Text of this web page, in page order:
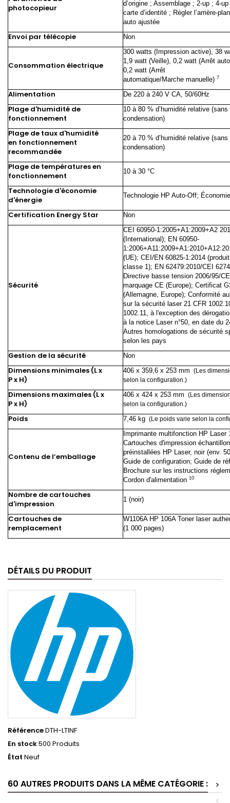
photocopieur
d’origine ; Assemblage ; 2-up ; 4-
carte d’identité ; Régler l’arrière-
auto ajustée
Envoi par télécopie Non
Consommation électrique
300 watts (Impression active), 38
1,9 watt (Veille), 0,2 watt (Arrêt
0,2 watt (Arrêt
automatique/Marche manuelle) 7
Alimentation De 220 à 240 V CA, 50/60Hz
Plage d'humidité de
fonctionnement
10 à 80 % d’humidité relative (sans
condensation)
Plage de taux d'humidité
en fonctionnement
recommandée
20 à 70 % d’humidité relative (sans
condensation)
Plage de températures en
fonctionnement
10 à 30 °C
Technologie d'économie
d'énergie
Technologie HP Auto-Off;
Certification Energy Star Non
Sécurité
CEI 60950-1:2005+A1:2009+A2
(International); EN 60950-
(UE); CEI/EN 60825-1:2014
classe 1); EN 62479:2010/CEI
Directive basse tension 2006/95/
marquage CE (Europe); Certificat
(Allemagne, Europe); Conformité
sur la sécurité laser 21 CFR
1002.11, à l'exception des
à la notice Laser n°50, en date du
Autres homologations de sécurité
selon les pays
Gestion de la sécurité Non
Dimensions minimales (L x
P x H)
406 x 359,6 x 253 mm (Les
selon la configuration.)
Dimensions maximales (L x
P x H)
406 x 424 x 253 mm (Les
selon la configuration.)
Poids 7,46 kg (Le poids varie selon la
Contenu de l’emballage
Imprimante multifonction HP Laser
Cartouches d'impression échantillon
préinstallées HP Laser, noir (env.
Guide de configuration; Guide de
Brochure sur les instructions
Cordon d'alimentation 10
Nombre de cartouches
d'impression
1 (noir)
Cartouches de
remplacement
W1106A HP 106A Toner laser
(1 000 pages)
DÉTAILS DU PRODUIT
RéférenceDTH-LTINF
En stock500 Produits
État Neuf
60 AUTRES PRODUITS DANS LA MÊME CATÉGORIE :
>
<